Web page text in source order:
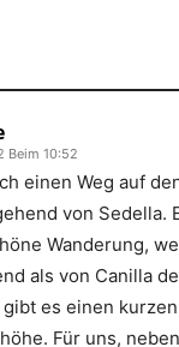
Beim 10:52
einen Weg auf
von Sedella.
Wanderung,
als von Canilla
es einen
Für uns,